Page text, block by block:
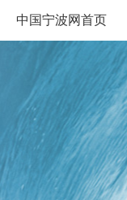
中国宁波网首页